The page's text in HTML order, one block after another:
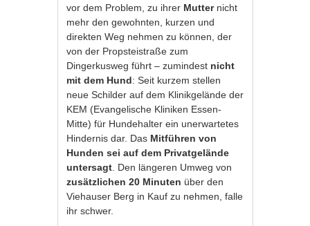
vor dem Problem, zu ihrer Mutter nicht
mehr den gewohnten, kurzen und
direkten Weg nehmen zu können, der
von der Propsteistraße zum
Dingerkusweg führt – zumindest nicht
mit dem Hund: Seit kurzem stellen
neue Schilder auf dem Klinikgelände der
KEM (Evangelische Kliniken Essen-
Mitte) für Hundehalter ein unerwartetes
Hindernis dar. Das Mitführen von
Hunden sei auf dem Privatgelände
untersagt. Den längeren Umweg von
zusätzlichen 20 Minuten über den
Viehauser Berg in Kauf zu nehmen, falle
ihr schwer.